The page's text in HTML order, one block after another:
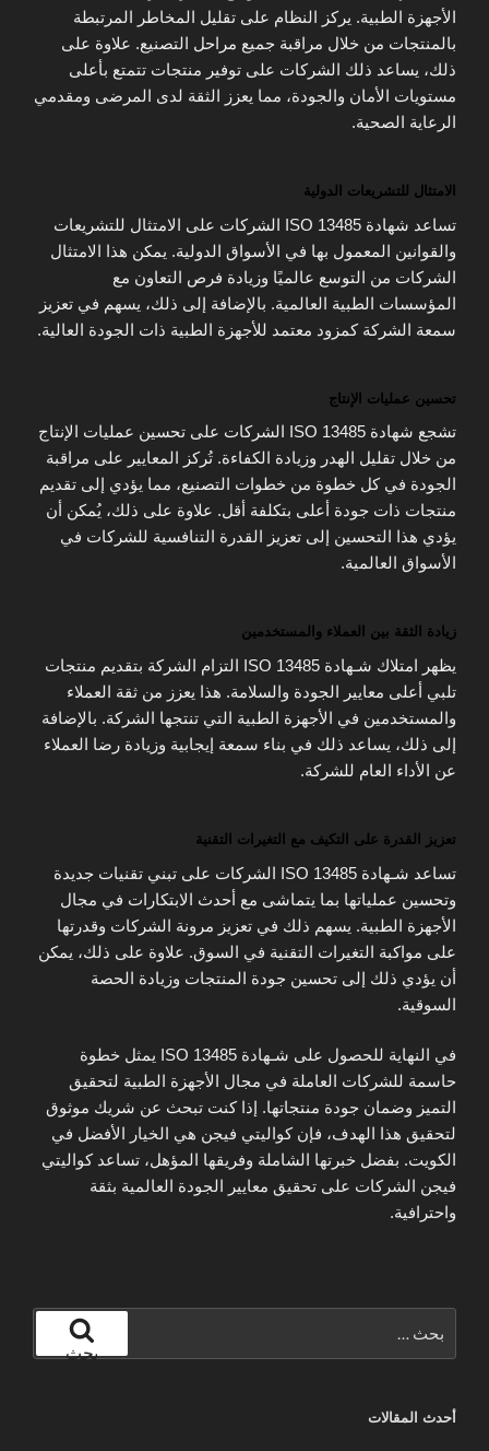
الأجهزة الطبية. يركز النظام على تقليل المخاطر المرتبطة
بالمنتجات من خلال مراقبة جميع مراحل التصنيع. علاوة على
ذلك، يساعد ذلك الشركات على توفير منتجات تتمتع بأعلى
مستويات الأمان والجودة، مما يعزز الثقة لدى المرضى ومقدمي
الرعاية الصحية.
الامتثال للتشريعات الدولية
تساعد شهادة ISO 13485 الشركات على الامتثال للتشريعات
والقوانين المعمول بها في الأسواق الدولية. يمكن هذا الامتثال
الشركات من التوسع عالميًا وزيادة فرص التعاون مع
المؤسسات الطبية العالمية. بالإضافة إلى ذلك، يسهم في تعزيز
سمعة الشركة كمزود معتمد للأجهزة الطبية ذات الجودة العالية.
تحسين عمليات الإنتاج
تشجع شهادة ISO 13485 الشركات على تحسين عمليات الإنتاج
من خلال تقليل الهدر وزيادة الكفاءة. تُركز المعايير على مراقبة
الجودة في كل خطوة من خطوات التصنيع، مما يؤدي إلى تقديم
منتجات ذات جودة أعلى بتكلفة أقل. علاوة على ذلك، يُمكن أن
يؤدي هذا التحسين إلى تعزيز القدرة التنافسية للشركات في
الأسواق العالمية.
زيادة الثقة بين العملاء والمستخدمين
يظهر امتلاك شـهادة ISO 13485 التزام الشركة بتقديم منتجات
تلبي أعلى معايير الجودة والسلامة. هذا يعزز من ثقة العملاء
والمستخدمين في الأجهزة الطبية التي تنتجها الشركة. بالإضافة
إلى ذلك، يساعد ذلك في بناء سمعة إيجابية وزيادة رضا العملاء
عن الأداء العام للشركة.
تعزيز القدرة على التكيف مع التغيرات التقنية
تساعد شـهادة ISO 13485 الشركات على تبني تقنيات جديدة
وتحسين عملياتها بما يتماشى مع أحدث الابتكارات في مجال
الأجهزة الطبية. يسهم ذلك في تعزيز مرونة الشركات وقدرتها
على مواكبة التغيرات التقنية في السوق. علاوة على ذلك، يمكن
أن يؤدي ذلك إلى تحسين جودة المنتجات وزيادة الحصة
السوقية.
في النهاية للحصول على شـهادة ISO 13485 يمثل خطوة
حاسمة للشركات العاملة في مجال الأجهزة الطبية لتحقيق
التميز وضمان جودة منتجاتها. إذا كنت تبحث عن شريك موثوق
لتحقيق هذا الهدف، فإن كواليتي فيجن هي الخيار الأفضل في
الكويت. بفضل خبرتها الشاملة وفريقها المؤهل، تساعد كواليتي
فيجن الشركات على تحقيق معايير الجودة العالمية بثقة
واحترافية.
عن:
بحث
أحدث المقالات